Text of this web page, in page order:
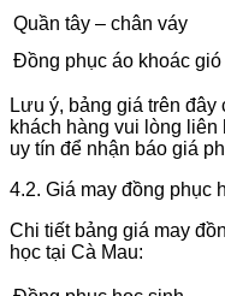
Quần tây – chân váy
Đồng phục áo khoác gió
Lưu ý, bảng giá trên đây
khách hàng vui lòng
uy tín để nhận báo giá
4.2. Giá may đồng phục
Chi tiết bảng giá may
học tại Cà Mau: